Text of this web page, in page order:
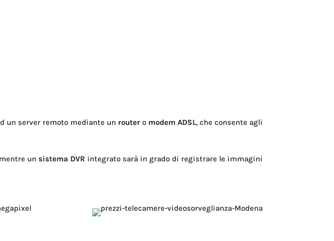
un server remoto mediante un router o modem ADSL, che consente agli
unsistema DVR integrato sarà in grado di registrare le immagini